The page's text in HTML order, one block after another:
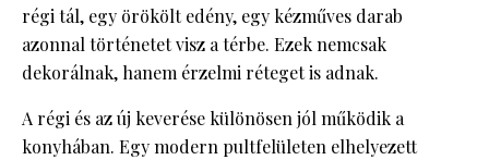
régi tál, egy örökölt edény, egy kézműves darab
azonnal történetet visz a térbe. Ezek nemcsak
dekorálnak, hanem érzelmi réteget is adnak.
A régi és az új keverése különösen jól működik a
konyhában. Egy modern pultfelületen elhelyezett